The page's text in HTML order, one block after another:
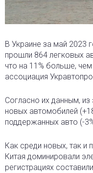
В Украине за май 2023
прошли 864 легковых
что на 11% больше,
ассоциация
Согласно их данным,
новых автомобилей
поддержанных авто (-
Как среди новых, так и
Китая доминировали
регистрациях